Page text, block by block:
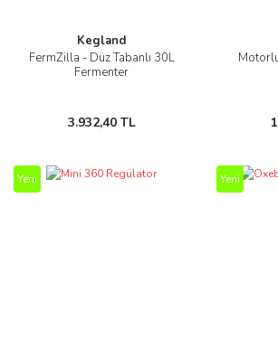
Kegland
FermZilla - Düz Tabanlı 30L
Fermenter
3.932,40 TL
Yeni Yeni